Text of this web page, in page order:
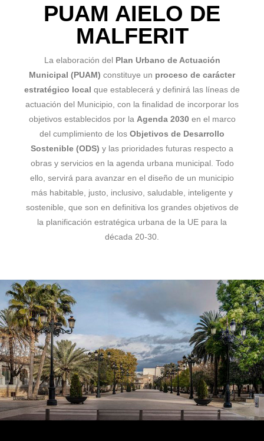
PUAM AIELO DE
MALFERIT
La elaboración del Plan Urbano de Actuación
Municipal (PUAM) constituye un proceso de carácter
estratégico local que establecerá y definirá las líneas de
actuación del Municipio, con la finalidad de incorporar los
objetivos establecidos por la Agenda 2030en el marco
del cumplimiento de los Objetivos de Desarrollo
Sostenible (ODS) y las prioridades futuras respecto a
obras y servicios en la agenda urbana municipal. Todo
ello, servirá para avanzar en el diseño de un municipio
más habitable, justo, inclusivo, saludable, inteligente y
sostenible, que son en definitiva los grandes objetivos de
la planificación estratégica urbana de la UE para la
década 20-30.